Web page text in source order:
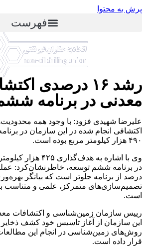
پرش به محتوا
فهرست
رشد ۱۶ درصدی
معدنی در برنامه
علیرضا شهیدی فزود: با وجود همه
اکتشافی انجام شده در این سازمان در
۴۹۰ هزار کیلومتر مربع بوده است.
وی با اشاره به
درصد از برنامه جلوتر است که بیانگر
تصمیم‌سازی­‌های متمرکز، علمی و متناسب با
است.
رییس سازمان زمین‌شناسی و اکتشافات
این سازمان از آغاز تاسیس خود کشف
روش‌های زمین‌شناسی در انجام این
قرار داده است.